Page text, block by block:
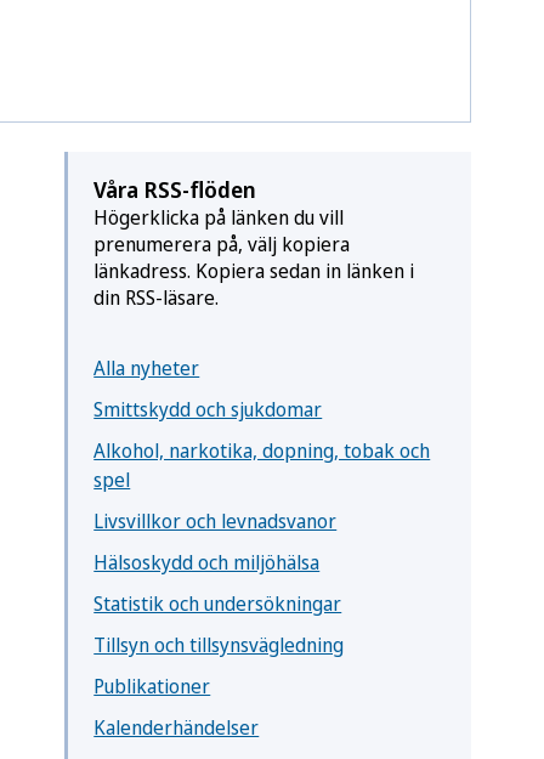
Våra RSS-flöden
Högerklicka på länken du vill
prenumerera på, välj kopiera
länkadress. Kopiera sedan in länken i
din RSS-läsare.
Alla nyheter
Smittskydd och sjukdomar
Alkohol, narkotika, dopning, tobak och
spel
Livsvillkor och levnadsvanor
Hälsoskydd och miljöhälsa
Statistik och undersökningar
Tillsyn och tillsynsvägledning
Publikationer
Kalenderhändelser